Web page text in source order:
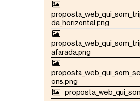
da_horizontal.png
afarada.png
ons.png